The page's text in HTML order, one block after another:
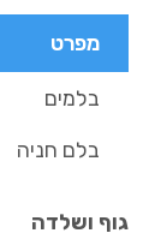
מפרט
בלמים
בלם חניה
גוף ושלדה